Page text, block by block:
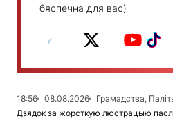
бяспечна для вас)
18:56 08.08.2026
Грамадства,
Дзядок за жорсткую люстрацыю